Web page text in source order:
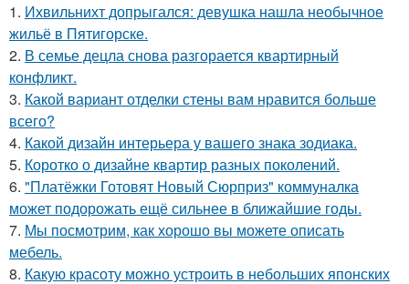
1. Ихвильнихт допрыгался: девушка нашла необычное
жильё в Пятигорске.
2. В семье децла снова разгорается квартирный
конфликт.
3. Какой вариант отделки стены вам нравится больше
всего?
4. Какой дизайн интерьера у вашего знака зодиака.
5. Коротко о дизайне квартир разных поколений.
6. "Платёжки Готовят Новый Сюрприз" коммуналка
может подорожать ещё сильнее в ближайшие годы.
7. Мы посмотрим, как хорошо вы можете описать
мебель.
8. Какую красоту можно устроить в небольших японских